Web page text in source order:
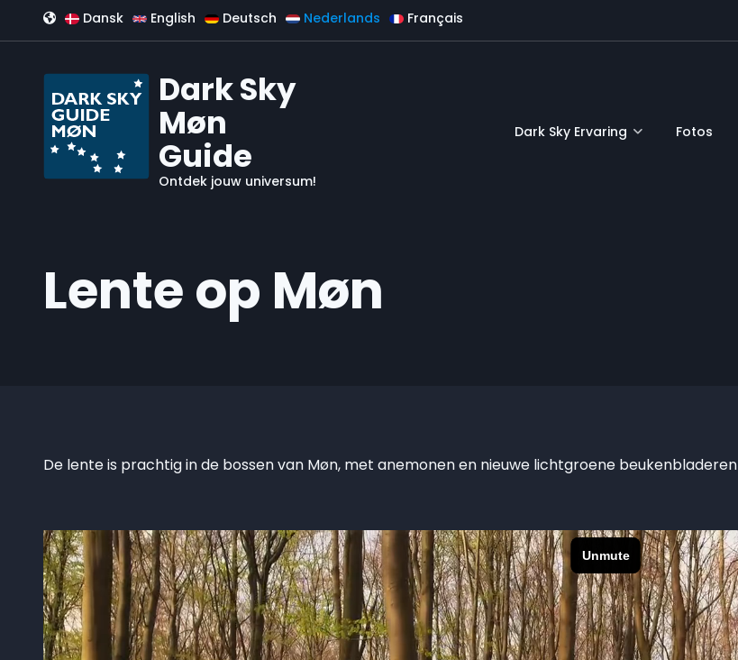
Overslaan en naar de inhoud gaan
Dansk English Deutsch Nederlands Français
Dark Sky
Møn
Guide
Ontdek jouw universum!
Dark Sky Ervaring Fotos
Lente op Møn
De lente is prachtig in de bossen van Møn, met anemonen en nieuwe lichtgroene beukenbladeren